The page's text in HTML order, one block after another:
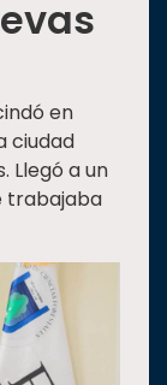
en
ciudad
Llegó a un
trabajaba